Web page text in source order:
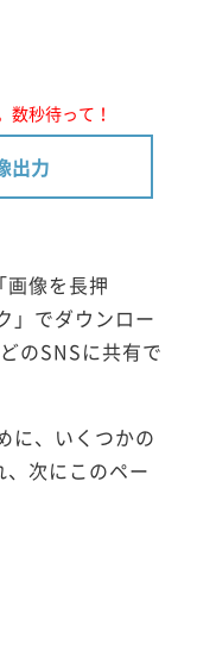
秒待って！
出力
像を長押
」でダウンロー
のSNSに共有で
に、いくつかの
次にこのペー